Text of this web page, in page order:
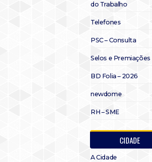
do Trabalho
Telefones
PSC – Consulta
Selos e Premiações
BD Folia – 2026
newdome
RH – SME
CIDADE
A Cidade